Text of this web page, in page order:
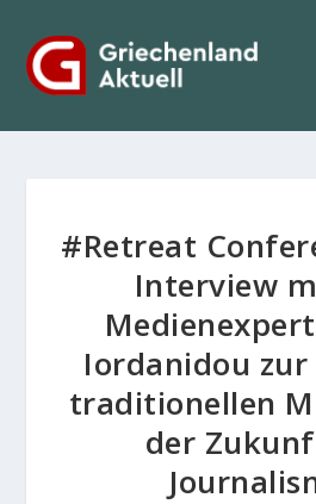
#Retreat
Interview
Iordanidou zur
traditionellen
der